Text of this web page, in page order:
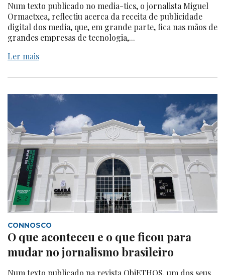
Num texto publicado no media-tics, o jornalista Miguel
Ormaetxea, reflectiu acerca da receita de publicidade
digital dos media, que, em grande parte, fica nas mãos de
grandes empresas de tecnologia,...
Ler mais
CONNOSCO
O que aconteceu e o que ficou para
mudar no jornalismo brasileiro
Num texto publicado na revista ObjETHOS, um dos seus